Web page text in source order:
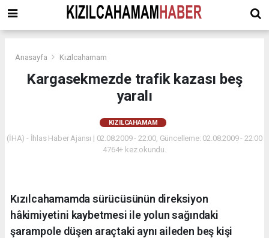
Anasayfa Kızılcahamam
Kargasekmezde trafik kazası beş
yaralı
KIZILCAHAMAM
(İHA) - İhlas Haber Ajansı | 02.08.2009 - 22:00, Güncelleme: 02.08.2009 - 22:00
4764+ kez okundu.
Kızılcahamamda sürücüsünün direksiyon
hâkimiyetini kaybetmesi ile yolun sağındaki
şarampole düşen araçtaki aynı aileden beş kişi